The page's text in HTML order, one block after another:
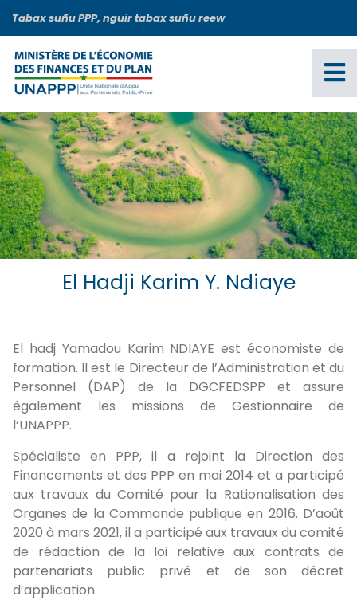
contenu
principal
Tabax suñu PPP, nguir tabax suñu reew
El Hadji Karim Y. Ndiaye
El hadj Yamadou Karim NDIAYE est économiste de
formation. Il est le Directeur de l’Administration et du
Personnel (DAP) de la DGCFEDSPP et assure
également les missions de Gestionnaire de
l’UNAPPP.
Spécialiste en PPP, il a rejoint la Direction des
Financements et des PPP en mai 2014 et a participé
aux travaux du Comité pour la Rationalisation des
Organes de la Commande publique en 2016. D’août
2020 à mars 2021, il a participé aux travaux du comité
de rédaction de la loi relative aux contrats de
partenariats public privé et de son décret
d’application.